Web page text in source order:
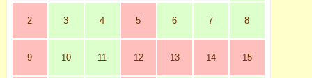
2 3 4 5 6 7 8
9 10 11 12 13 14 15